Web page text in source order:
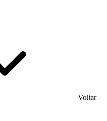
Voltar